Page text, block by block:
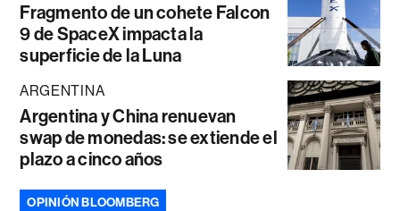
Fragmento de un cohete Falcon
9 de SpaceX impacta la
superficie de la Luna
ARGENTINA
Argentina y China renuevan
swap de monedas: se extiende el
plazo a cinco años
OPINIÓN BLOOMBERG